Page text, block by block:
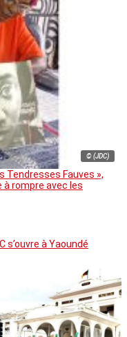
© (JDC)
Tendresses Fauves »,
à rompre avec les
s’ouvre à Yaoundé